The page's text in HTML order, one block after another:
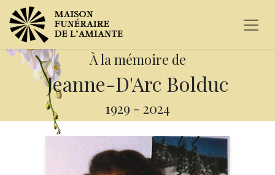
À la mémoire de
Jeanne-D'Arc Bolduc
1929 - 2024